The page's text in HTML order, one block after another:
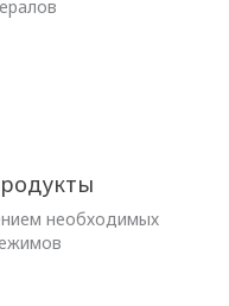
необходимых